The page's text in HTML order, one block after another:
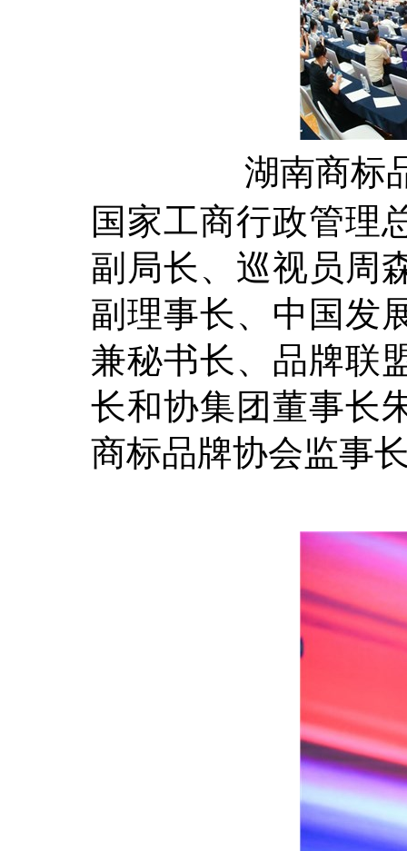
湖南商标
国家工商行政管理
副局长、巡视员周
副理事长、中国发
兼秘书长、品牌联
长和协集团董事长
商标品牌协会监事